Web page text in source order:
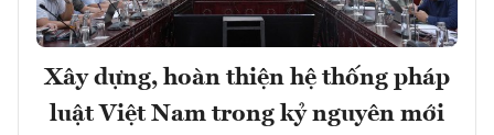
Xây dựng, hoàn thiện hệ thống pháp
luật Việt Nam trong kỷ nguyên mới